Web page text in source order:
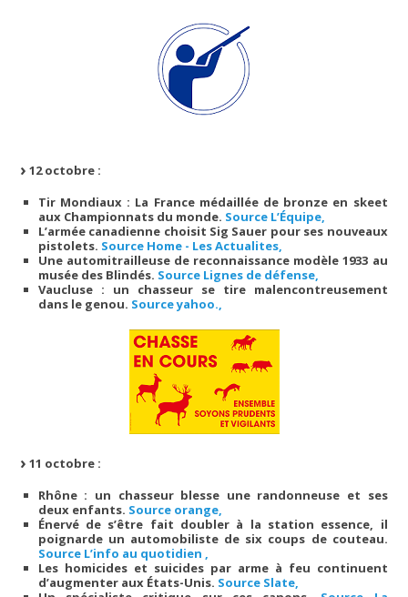
12 octobre :
Tir Mondiaux : La France médaillée de bronze en skeet
aux Championnats du monde. Source L’Équipe,
L’armée canadienne choisit Sig Sauer pour ses nouveaux
pistolets. Source Home - Les Actualites,
Une automitrailleuse de reconnaissance modèle 1933 au
musée des Blindés. Source Lignes de défense,
Vaucluse : un chasseur se tire malencontreusement
dans le genou. Source yahoo.,
11 octobre :
Rhône : un chasseur blesse une randonneuse et ses
deux enfants. Source orange,
Énervé de s’être fait doubler à la station essence, il
poignarde un automobiliste de six coups de couteau.
Source L’info au quotidien ,
Les homicides et suicides par arme à feu continuent
d’augmenter aux États-Unis. Source Slate,